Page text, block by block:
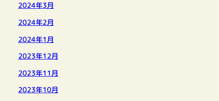
2024年3月
2024年2月
2024年1月
2023年12月
2023年11月
2023年10月